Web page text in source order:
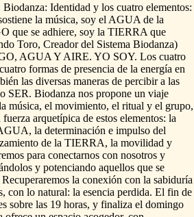
Biodanza: Identidad y los cuatro elementos:
la música, soy el AGUA de la
que se adhiere, soy la TIERRA que
Toro, Creador del Sistema Biodanza)
AGUA Y AIRE. YO SOY. Los cuatro
cuatro formas de presencia de la energía en
las diversas maneras de percibir a las
SER. Biodanza nos propone un viaje
música, el movimiento, el ritual y el grupo,
fuerza arquetípica de estos elementos: la
la determinación e impulso del
de la TIERRA, la movilidad y
para conectarnos con nosotros y
y potenciando aquellos que se
Recuperaremos la conexión con la sabiduría
con lo natural: la esencia perdida. El fin de
sobre las 19 horas, y finaliza el domingo